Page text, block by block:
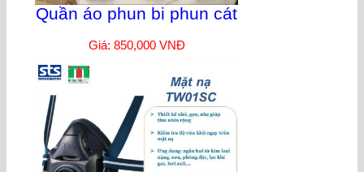
Quần áo phun bi phun cát
Giá: 850,000 VNĐ